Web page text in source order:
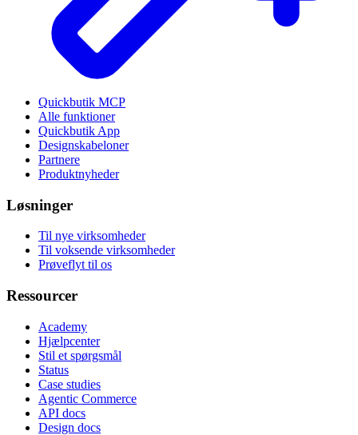
Quickbutik MCP
Alle funktioner
Quickbutik App
Designskabeloner
Partnere
Produktnyheder
Løsninger
Til nye virksomheder
Til voksende virksomheder
Prøveflyt til os
Ressourcer
Academy
Hjælpcenter
Stil et spørgsmål
Status
Case studies
Agentic Commerce
API docs
Design docs